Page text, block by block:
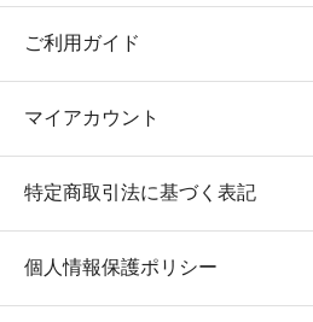
ご利用ガイド
マイアカウント
特定商取引法に基づく表記
個人情報保護ポリシー